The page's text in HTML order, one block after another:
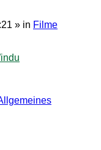
» in Filme